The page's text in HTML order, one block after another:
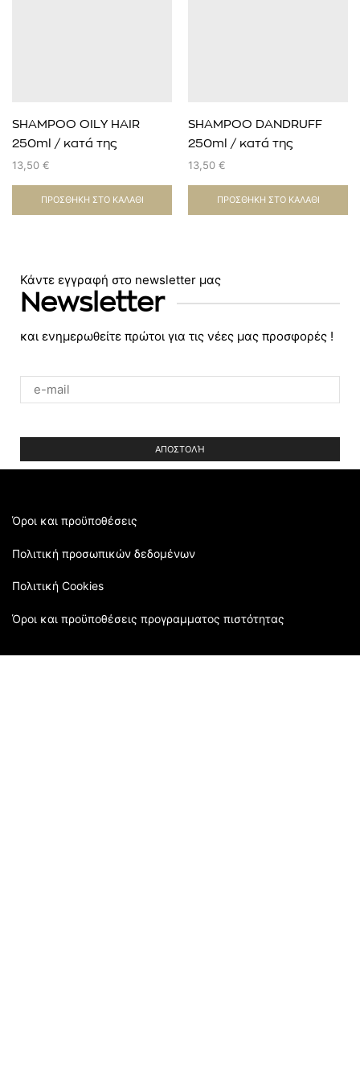
SHAMPOO OILY HAIR
250ml / κατά της
λιπαρότητας
13,50 €
ΠΡΟΣΘΉΚΗ ΣΤΟ ΚΑΛΆΘΙ
SHAMPOO DANDRUFF
250ml / κατά της
πιτυρίδας-ξηροδερμίας
13,50 €
ΠΡΟΣΘΉΚΗ ΣΤΟ ΚΑΛΆΘΙ
Κάντε εγγραφή στο newsletter μας
Newsletter
και ενημερωθείτε πρώτοι για τις νέες μας προσφορές !
field
Όροι και προϋποθέσεις
Πολιτική προσωπικών δεδομένων
Πολιτική Cookies
Όροι και προϋποθέσεις προγραμματος πιστότητας